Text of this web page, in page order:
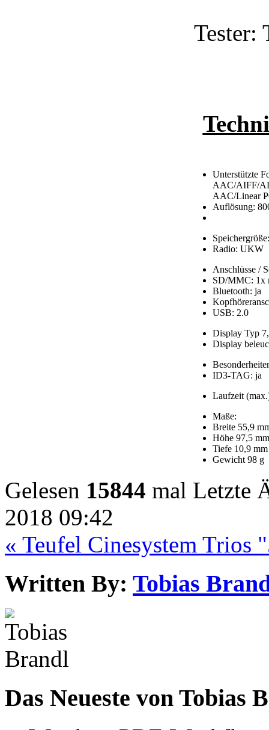
Tester:
Unterstützte
AAC/AIFF/
AAC/Linear
Auflösung:
Radio: UKW
Anschlüsse /
SD/MMC: 1x
Bluetooth: ja
USB: 2.0
Display Typ
Display
ID3-TAG: ja
Laufzeit
Maße:
Breite 55,9
Höhe 97,5 mm
Tiefe 10,9 mm
Gewicht 98 g
Gelesen 15844 mal Letzte
2018 09:42
« Teufel Cinesystem Trios
Written By: Tobias
Das Neueste von Tobias